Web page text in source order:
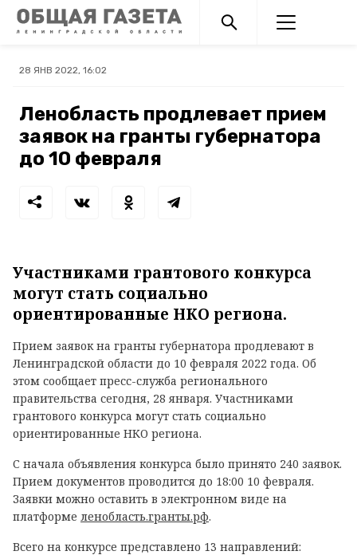
28 ЯНВ 2022, 16:02
Ленобласть продлевает прием
заявок на гранты губернатора
до 10 февраля
Участниками грантового конкурса
могут стать социально
ориентированные НКО региона.
Прием заявок на гранты губернатора продлевают в
Ленинградской области до 10 февраля 2022 года. Об
этом сообщает пресс-служба регионального
правительства сегодня, 28 января. Участниками
грантового конкурса могут стать социально
ориентированные НКО региона.
С начала объявления конкурса было принято 240 заявок.
Прием документов проводится до 18:00 10 февраля.
Заявки можно оставить в электронном виде на
платформе ленобласть.гранты.рф.
Всего на конкурсе представлено 13 направлений: